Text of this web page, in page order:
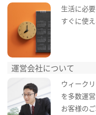
生活に必
すぐに使
運営会社について
ウィーク
を多数運営
お客様の